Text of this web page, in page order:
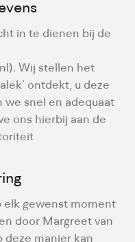
in te dienen bij de
Wij stellen het
ontdekt, u deze
we snel en adequaat
ons hierbij aan de
elk gewenst moment
door Margreet van
deze manier kan